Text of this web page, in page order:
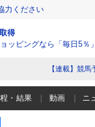
力ください
得
ッピングなら「毎日5％
【連載】競
・結果 動画 ニ